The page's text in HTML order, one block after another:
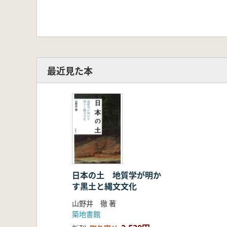
最近見た本
日本の土 地質学が明か
す黒土と縄文文化
山野井 徹 著
築地書館